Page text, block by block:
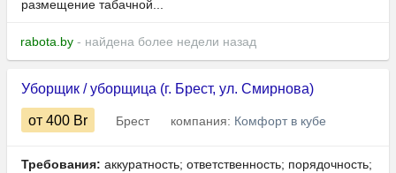
размещение табачной...
rabota.by - найдена более недели назад
Уборщик / уборщица (г. Брест, ул. Смирнова)
от 400 Br Брест компания: Комфорт в кубе
Требования: аккуратность; ответственность; порядочность;